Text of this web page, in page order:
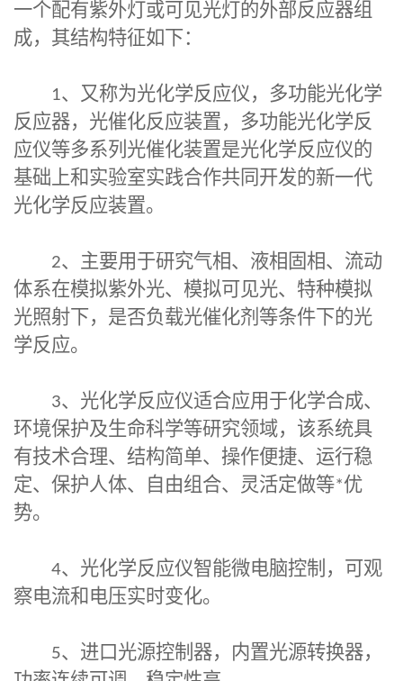
一个配有紫外灯或可见光灯的外部反应器组
成，其结构特征如下：
1、又称为光化学反应仪，多功能光化学
反应器，光催化反应装置，多功能光化学反
应仪等多系列光催化装置是光化学反应仪的
基础上和实验室实践合作共同开发的新一代
光化学反应装置。
2、主要用于研究气相、液相固相、流动
体系在模拟紫外光、模拟可见光、特种模拟
光照射下，是否负载光催化剂等条件下的光
学反应。
3、光化学反应仪适合应用于化学合成、
环境保护及生命科学等研究领域，该系统具
有技术合理、结构简单、操作便捷、运行稳
定、保护人体、自由组合、灵活定做等*优
势。
4、光化学反应仪智能微电脑控制，可观
察电流和电压实时变化。
5、进口光源控制器，内置光源转换器，